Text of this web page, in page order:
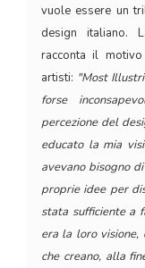
vuole essere un
design italiano.
racconta il
artisti: "Most
forse
percezione del
educato la mia
avevano bisogno
proprie idee per
stata sufficiente a
era la loro visione,
che creano, alla